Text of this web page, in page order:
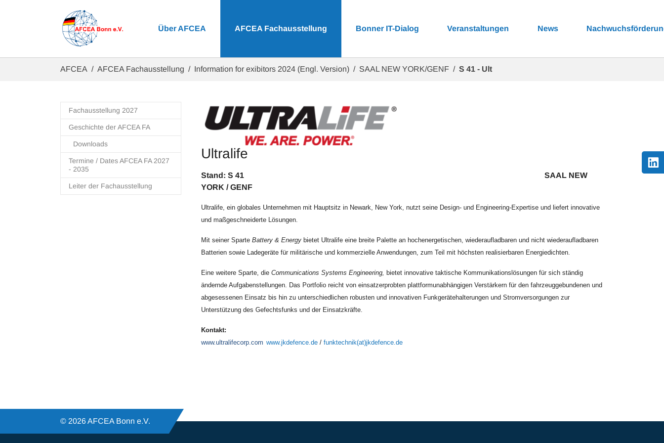
Über AFCEA AFCEA Fachausstellung Bonner IT-Dialog Veranstaltungen News
AFCEA AFCEA Fachausstellung Information for exibitors 2024 (Engl. Version) SAAL NEW YORK/GENF S 41 - Ult
Fachausstellung 2027
Geschichte der AFCEA FA
Downloads
Termine / Dates AFCEA FA 2027
- 2035
Leiter der Fachausstellung
Ultralife
Stand: S 41 SAAL NEW
YORK / GENF
Ultralife, ein globales Unternehmen mit Hauptsitz in Newark, New York, nutzt seine Design- und Engineering-Expertise und liefert innovative
und maßgeschneiderte Lösungen.
Mit seiner Sparte Battery & Energy bietet Ultralife eine breite Palette an hochenergetischen, wiederaufladbaren und nicht wiederaufladbaren
Batterien sowie Ladegeräte für militärische und kommerzielle Anwendungen, zum Teil mit höchsten realisierbaren Energiedichten.
Eine weitere Sparte, die Communications Systems Engineering, bietet innovative taktische Kommunikationslösungen für sich ständig
ändernde Aufgabenstellungen. Das Portfolio reicht von einsatzerprobten plattformunabhängigen Verstärkern für den fahrzeuggebundenen und
abgesessenen Einsatz bis hin zu unterschiedlichen robusten und innovativen Funkgerätehalterungen und Stromversorgungen zur
Unterstützung des Gefechtsfunks und der Einsatzkräfte.
Kontakt:
www.ultralifecorp.com www.jkdefence.de / funktechnik(at)jkdefence.de
© 2026 AFCEA Bonn e.V.